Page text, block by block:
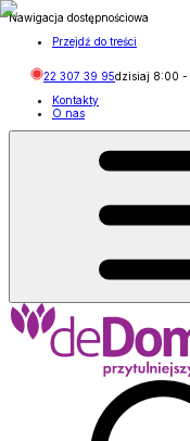
Nawigacja dostępnościowa
Przejdź do treści
22 307 39 95dzisiaj 8:00 -
Kontakty
O nas